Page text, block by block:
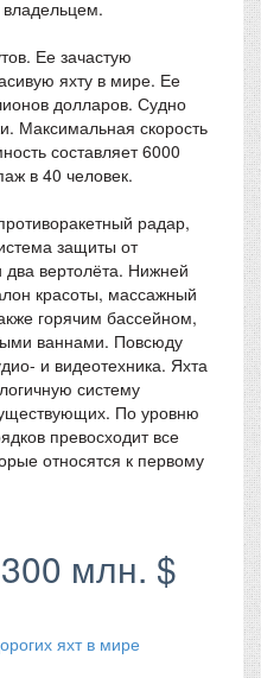
Ее зачастую
яхту в мире. Ее
долларов. Судно
Максимальная скорость
составляет 6000
в 40 человек.
радар,
защиты от
вертолёта. Нижней
красоты, массажный
горячим бассейном,
ваннами. Повсюду
и видеотехника. Яхта
систему
По уровню
превосходит все
относятся к первому
млн. $